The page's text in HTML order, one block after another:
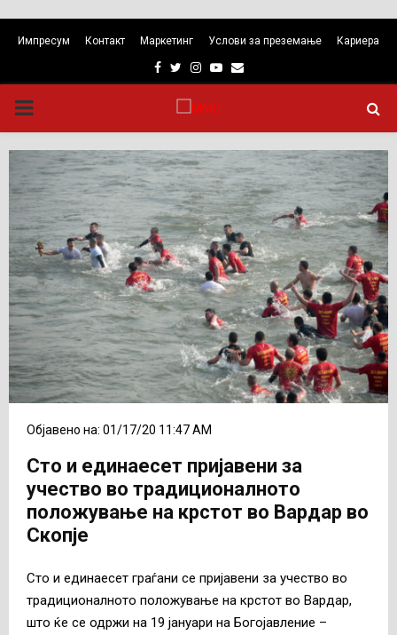
Импресум Контакт Маркетинг Услови за преземање Кариера
Facebook
TwitterInstagram
Youtube
Email
PRIMARY
MENU
Објавено на: 01/17/20 11:47 AM
Сто и единаесет пријавени за
учество во традиционалното
положување на крстот во Вардар во
Скопје
Сто и единаесет граѓани се пријавени за учество во
традиционалното положување на крстот во Вардар,
што ќе се одржи на 19 јануари на Богојавление –